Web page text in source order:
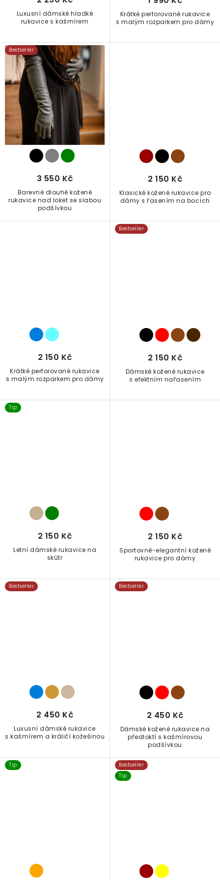
Luxusní dámské hladké
rukavice s kašmírem
Krátké perforované rukavice
s malým rozparkem pro dámy
Barevné dlouhé kožené
rukavice nad loket se slabou
podšívkou
Bestseller
3 550 Kč
Klasické kožené rukavice pro
dámy s řasením na bocích
2 150 Kč
Krátké perforované rukavice
s malým rozparkem pro dámy
2 150 Kč
Dámské kožené rukavice
s efektním nařasením
Bestseller
2 150 Kč
Letní dámské rukavice na
skútr
Tip
2 150 Kč
Sportovně-elegantní kožené
rukavice pro dámy
2 150 Kč
Luxusní dámské rukavice
s kašmírem a králičí kožešinou
Bestseller
2 450 Kč
Dámské kožené rukavice na
předloktí s kašmírovou
podšívkou
Bestseller
2 450 Kč
Tip
Bestseller
Tip